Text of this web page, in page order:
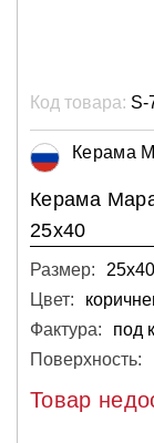
Код товара: S-
Керама
Керама
25х40
Размер:
25х40
Цвет:
Фактура:
под
Поверхность:
Товар